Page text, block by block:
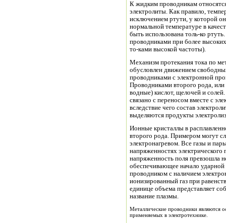
К жидким проводникам
электролиты. Как правило,
исключением ртути, у которой
нормальной температуре в
быть использована толь-ко
проводниками при более
то-ками высокой частоты).
Механизм протекания тока по
обусловлен движением
проводниками с электронной
Проводниками второго рода,
водные) кислот, щелочей и
связано с переносом вместе с
вследствие чего состав
выделяются продукты
Ионные кристаллы в
второго рода. Примером могут
электронагревом. Все газы и пары, в том числе и пары металлов, при низких
напряженностях
напряженность поля превзошла
обеспечивающее начало
проводником с наличием
ионизированный газ при
единице объема представляет
название плазмы.
Металлические проводники являются
применяемых в электротехнике.